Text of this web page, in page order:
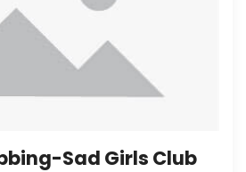
Sad Girls Club